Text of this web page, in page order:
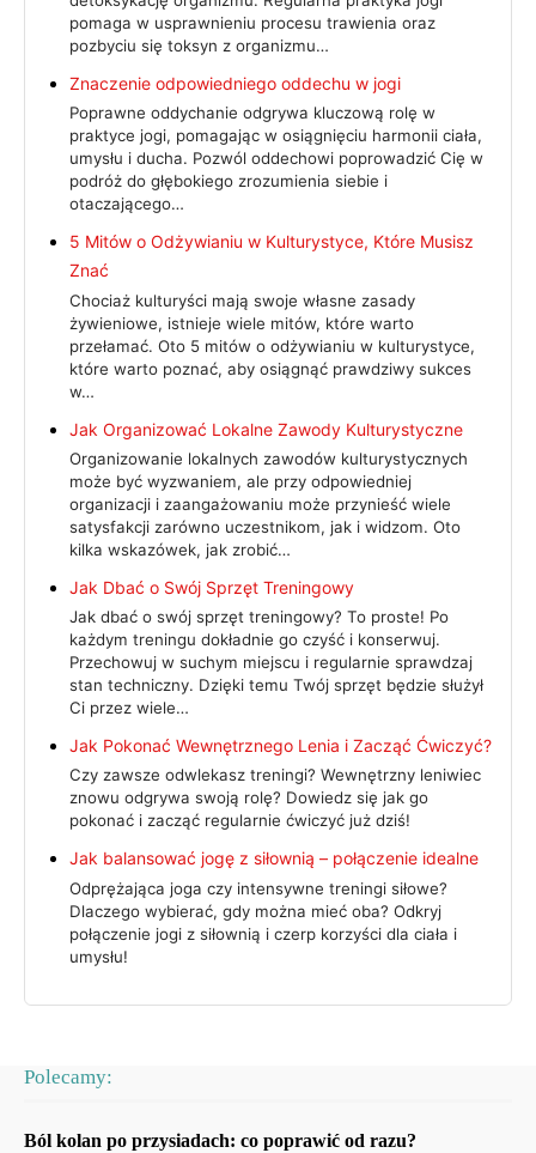
pomaga w usprawnieniu procesu trawienia oraz
pozbyciu się toksyn z organizmu…
Znaczenie odpowiedniego oddechu w jogi
Poprawne oddychanie odgrywa kluczową rolę w
praktyce jogi, pomagając w osiągnięciu harmonii ciała,
umysłu i ducha. Pozwól oddechowi poprowadzić Cię w
podróż do głębokiego zrozumienia siebie i
otaczającego…
5 Mitów o Odżywianiu w Kulturystyce, Które Musisz
Znać
Chociaż kulturyści mają swoje własne zasady
żywieniowe, istnieje wiele mitów, które warto
przełamać. Oto 5 mitów o odżywianiu w kulturystyce,
które warto poznać, aby osiągnąć prawdziwy sukces
w…
Jak Organizować Lokalne Zawody Kulturystyczne
Organizowanie lokalnych zawodów kulturystycznych
może być wyzwaniem, ale przy odpowiedniej
organizacji i zaangażowaniu może przynieść wiele
satysfakcji zarówno uczestnikom, jak i widzom. Oto
kilka wskazówek, jak zrobić…
Jak Dbać o Swój Sprzęt Treningowy
Jak dbać o swój sprzęt treningowy? To proste! Po
każdym treningu dokładnie go czyść i konserwuj.
Przechowuj w suchym miejscu i regularnie sprawdzaj
stan techniczny. Dzięki temu Twój sprzęt będzie służył
Ci przez wiele…
Jak Pokonać Wewnętrznego Lenia i Zacząć Ćwiczyć?
Czy zawsze odwlekasz treningi? Wewnętrzny leniwiec
znowu odgrywa swoją rolę? Dowiedz się jak go
pokonać i zacząć regularnie ćwiczyć już dziś!
Jak balansować jogę z siłownią – połączenie idealne
Odprężająca joga czy intensywne treningi siłowe?
Dlaczego wybierać, gdy można mieć oba? Odkryj
połączenie jogi z siłownią i czerp korzyści dla ciała i
umysłu!
Polecamy:
Ból kolan po przysiadach: co poprawić od razu?